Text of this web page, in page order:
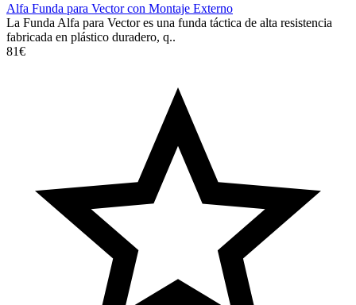
Alfa Funda para Vector con Montaje Externo
La Funda Alfa para Vector es una funda táctica de alta resistencia
fabricada en plástico duradero, q..
81€